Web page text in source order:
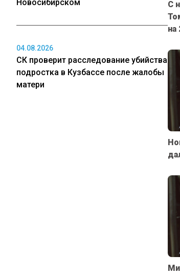
Новосибирском
04.08.2026
СК проверит расследование убийства
подростка в Кузбассе после жалобы
матери
С
на